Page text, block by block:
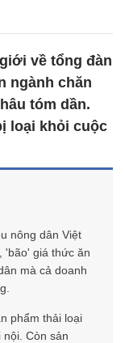
về tổng đàn
ngành chăn
tóm dần.
loại khỏi cuộc
nông dân Việt
'bão' giá thức ăn
mà cả doanh
phẩm thải loại
Còn sản